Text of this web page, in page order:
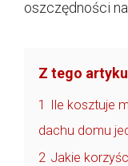
oszczędności
Z tego
1
Ile kosztuje
dachu domu
2 Jakie